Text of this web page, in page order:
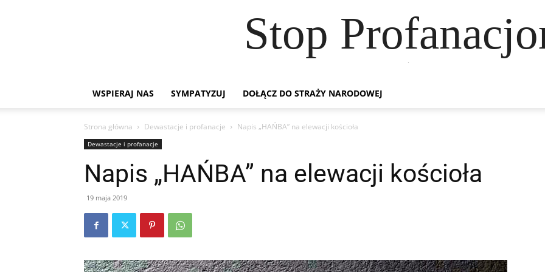
Stop
WSPIERAJ NAS SYMPATYZUJ DOŁĄCZ DO STRAŻY NARODOWEJ
Strona główna Dewastacje i profanacje Napis „HAŃBA” na elewacji kościoła
Dewastacje i profanacje
Napis „HAŃBA” na elewacji kościoła
19 maja 2019